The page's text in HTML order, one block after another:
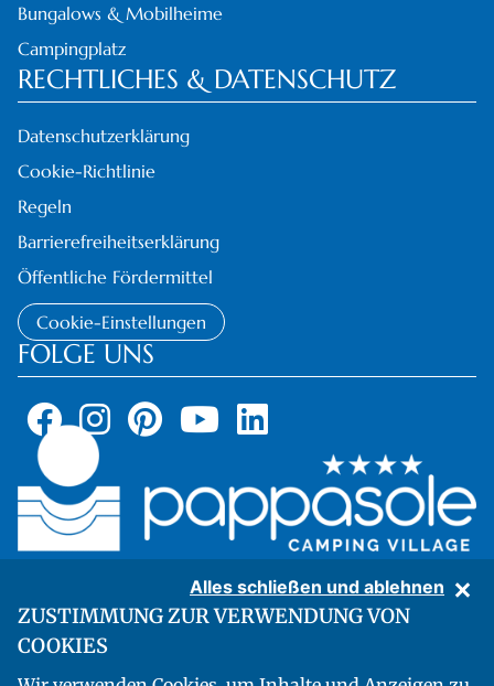
Alles schließen und ablehnen
ZUSTIMMUNG ZUR VERWENDUNG VON
COOKIES
Bungalows & Mobilheime
Campingplatz
RECHTLICHES & DATENSCHUTZ
Datenschutzerklärung
Cookie-Richtlinie
Regeln
Barrierefreiheitserklärung
Öffentliche Fördermittel
Cookie-Einstellungen
FOLGE UNS